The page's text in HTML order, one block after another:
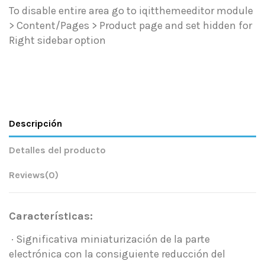
To disable entire area go to iqitthemeeditor module
> Content/Pages > Product page and set hidden for
Right sidebar option
Descripción
Detalles del producto
Reviews(0)
Características:
· Significativa miniaturización de la parte
electrónica con la consiguiente reducción del